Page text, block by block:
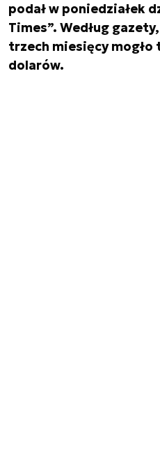
podał w poniedziałek
Times”. Według
trzech miesięcy mogło
dolarów.